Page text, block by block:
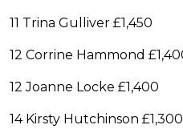
11 Trina Gulliver £1,450
12 Corrine Hammond
12 Joanne Locke £1,400
14 Kirsty Hutchinson £1,300